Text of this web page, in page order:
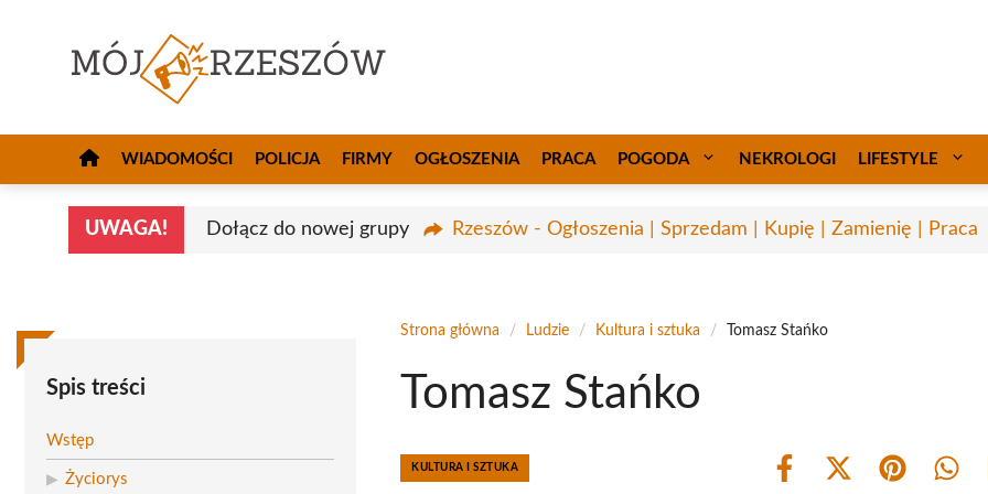
WIADOMOŚCI POLICJA FIRMY OGŁOSZENIA PRACA POGODA NEKROLOGI LIFESTYLE
UWAGA! Dołącz do nowej grupy Rzeszów - Ogłoszenia | Sprzedam | Kupię | Zamienię | Praca
Spis treści
Wstęp
Życiorys
Strona główna / Ludzie / Kultura i sztuka / Tomasz Stańko
Tomasz Stańko
KULTURA I SZTUKA
Share
Share Share Share